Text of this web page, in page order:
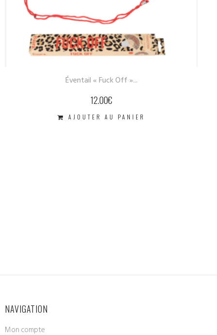
Éventail « cœur »
NAVIGATION
Mon compte